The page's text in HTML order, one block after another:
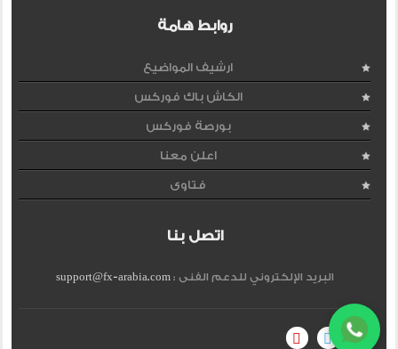
روابط هامة
ارشيف المواضيع
الكاش باك فوركس
بورصة فوركس
اعلن معنا
فتاوى
اتصل بنا
البريد الإلكتروني للدعم الفنى :support@fx-arabia.com